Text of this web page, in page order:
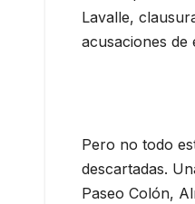
Lavalle,
acusaciones de
Pero no todo
descartadas.
Paseo Colón,